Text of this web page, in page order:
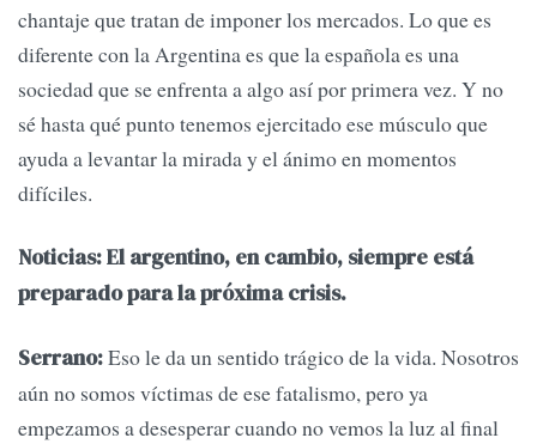
chantaje que tratan de imponer los mercados. Lo que es
diferente con la Argentina es que la española es una
sociedad que se enfrenta a algo así por primera vez. Y no
sé hasta qué punto tenemos ejercitado ese músculo que
ayuda a levantar la mirada y el ánimo en momentos
difíciles.
Noticias: El argentino, en cambio, siempre está
preparado para la próxima crisis.
Serrano:Eso le da un sentido trágico de la vida. Nosotros
aún no somos víctimas de ese fatalismo, pero ya
empezamos a desesperar cuando no vemos la luz al final